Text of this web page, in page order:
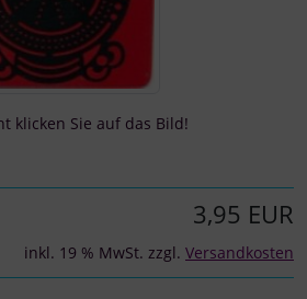
klicken Sie auf das Bild!
3,95 EUR
inkl. 19 % MwSt. zzgl. Versandkosten